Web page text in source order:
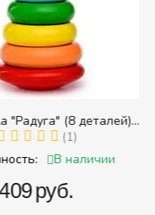
(8 деталей)
размера)
(1)
В наличии
руб.